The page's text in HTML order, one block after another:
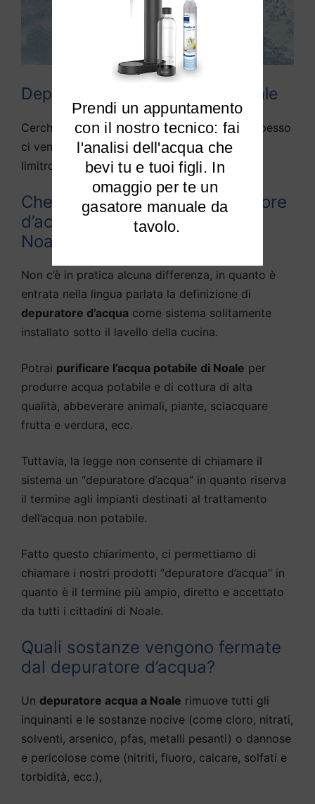
Depuratori acqua domestici Noale
Cerchiamo di rispondere alle domande che spesso
ci vengono fatte da diversi utenti di Noale e
limitrofi:
Che differenza c’è tra depuratore
d’acqua e purificato d’acqua a
Noale?
Non c’è in pratica alcuna differenza, in quanto è
entrata nella lingua parlata la definizione di
depuratore d’acqua come sistema solitamente
installato sotto il lavello della cucina.
Potrai purificare l’acqua potabile di Noale per
produrre acqua potabile e di cottura di alta
qualità, abbeverare animali, piante, sciacquare
frutta e verdura, ecc.
Tuttavia, la legge non consente di chiamare il
sistema un “depuratore d’acqua” in quanto riserva
il termine agli impianti destinati al trattamento
dell’acqua non potabile.
Fatto questo chiarimento, ci permettiamo di
chiamare i nostri prodotti “depuratore d’acqua” in
quanto è il termine più ampio, diretto e accettato
da tutti i cittadini di Noale.
Quali sostanze vengono fermate
dal depuratore d’acqua?
Un depuratore acqua a Noale rimuove tutti gli
inquinanti e le sostanze nocive (come cloro, nitrati,
solventi, arsenico, pfas, metalli pesanti) o dannose
e pericolose come (nitriti, fluoro, calcare, solfati e
torbidità, ecc.),
Prendi un appuntamento
l'analisi dell'acqua che
bevi tu e tuoi figli. In
omaggio per te un
gasatore manuale da
tavolo.